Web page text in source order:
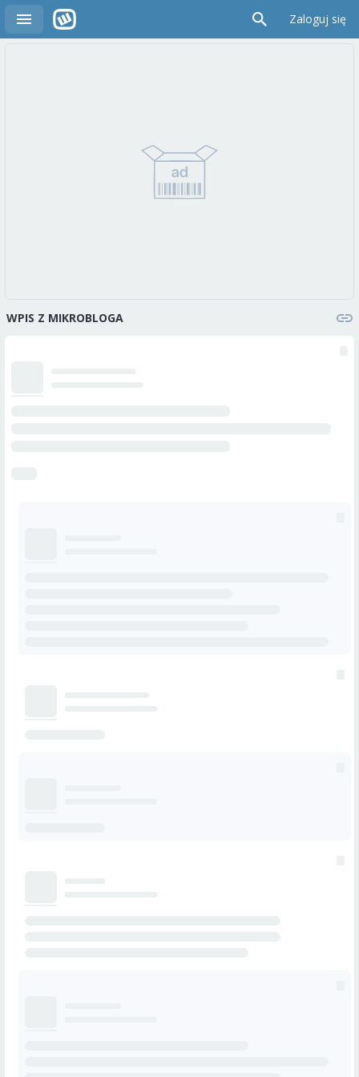
Zaloguj się
WPIS Z MIKROBLOGA